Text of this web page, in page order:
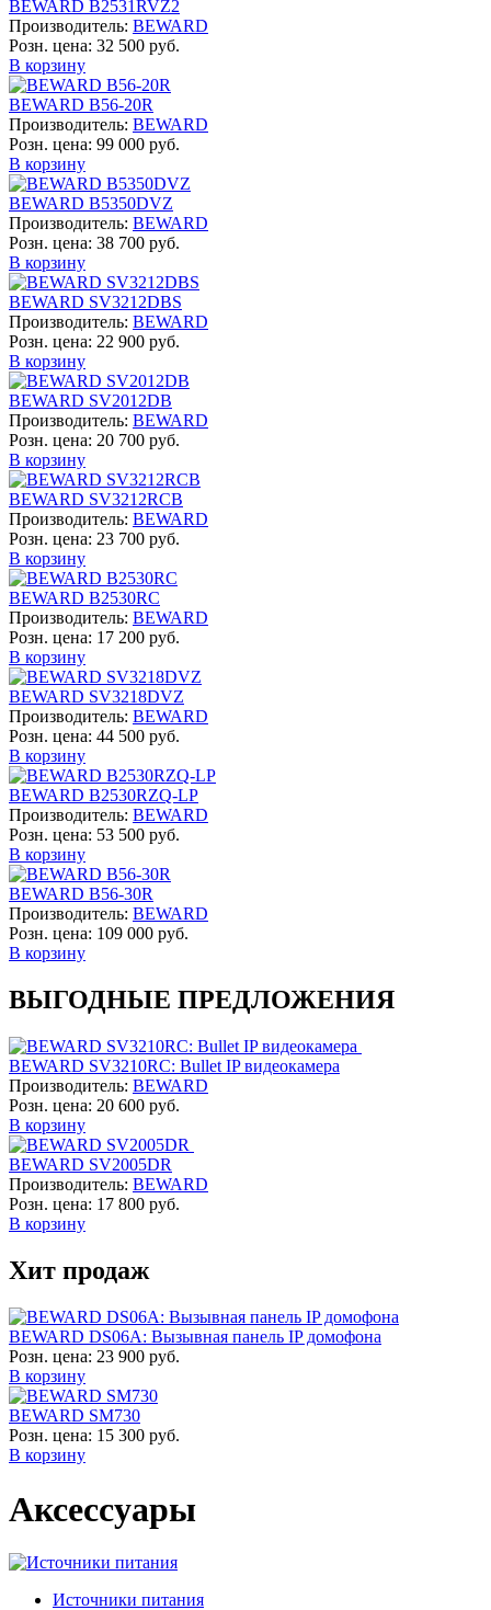
BEWARD B2531RVZ2
Производитель: BEWARD
Розн. цена: 32 500 руб.
В корзину
BEWARD B56-20R
Производитель: BEWARD
Розн. цена: 99 000 руб.
В корзину
BEWARD B5350DVZ
Производитель: BEWARD
Розн. цена: 38 700 руб.
В корзину
BEWARD SV3212DBS
Производитель: BEWARD
Розн. цена: 22 900 руб.
В корзину
BEWARD SV2012DB
Производитель: BEWARD
Розн. цена: 20 700 руб.
В корзину
BEWARD SV3212RCB
Производитель: BEWARD
Розн. цена: 23 700 руб.
В корзину
BEWARD B2530RC
Производитель: BEWARD
Розн. цена: 17 200 руб.
В корзину
BEWARD SV3218DVZ
Производитель: BEWARD
Розн. цена: 44 500 руб.
В корзину
BEWARD B2530RZQ-LP
Производитель: BEWARD
Розн. цена: 53 500 руб.
В корзину
BEWARD B56-30R
Производитель: BEWARD
Розн. цена: 109 000 руб.
В корзину
ВЫГОДНЫЕ ПРЕДЛОЖЕНИЯ
BEWARD SV3210RC: Bullet IP видеокамера
Производитель: BEWARD
Розн. цена: 20 600 руб.
В корзину
BEWARD SV2005DR
Производитель: BEWARD
Розн. цена: 17 800 руб.
В корзину
Хит продаж
BEWARD DS06A: Вызывная панель IP домофона
Розн. цена: 23 900 руб.
В корзину
BEWARD SM730
Розн. цена: 15 300 руб.
В корзину
Аксессуары
Источники питания